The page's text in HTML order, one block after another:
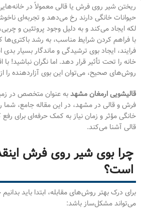
ریختن شیر روی فرش یا قالی معمولاً در
حیوانات خانگی دارند رخ می‌دهد و تجربه‌ای
لکه ایجاد می‌کند و به دلیل وجود پروتئین و
با فراهم کردن شرایط مناسب، به رشد
فرایند، ایجاد بوی ترشیدگی و ماندگار بسیار
خانه را تحت تأثیر قرار دهد. اما نگران نباشید! با
روش‌های صحیح، می‌توان این بوی آزاردهنده را
قالیشویی ارمغان مشهدبه عنوان متخصص در
فرش و قالی در مشهد، در این مقاله جامع، شما
خانگی مؤثر و زمان نیاز به کمک حرفه‌ای برای
قالی آشنا می‌کند.
چرا بوی شیر روی فرش
است؟
برای درک بهتر روش‌های مقابله، ابتدا باید
می‌تواند مشکل‌ساز باشد: